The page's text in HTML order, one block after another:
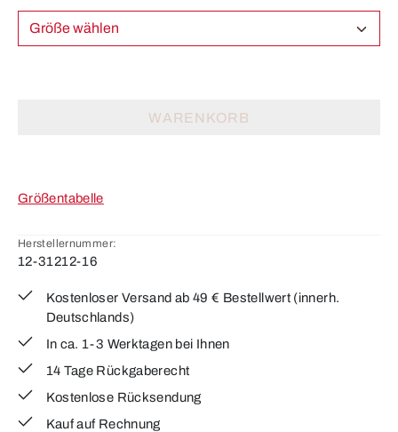
Größe wählen
WARENKORB
Größentabelle
Herstellernummer:
12-31212-16
Kostenloser Versand ab 49 € Bestellwert (innerh.
Deutschlands)
In ca. 1-3 Werktagen bei Ihnen
14 Tage Rückgaberecht
Kostenlose Rücksendung
Kauf auf Rechnung